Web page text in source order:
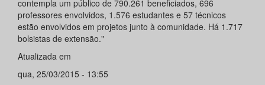
contempla um público de 790.261 beneficiados, 696
professores envolvidos, 1.576 estudantes e 57 técnicos
estão envolvidos em projetos junto à comunidade. Há 1.717
bolsistas de extensão."
Atualizada em
qua, 25/03/2015 - 13:55